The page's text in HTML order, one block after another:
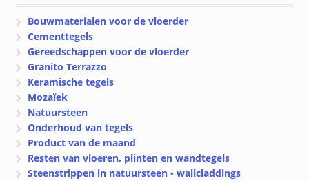
Bouwmaterialen voor de vloerder
Cementtegels
Gereedschappen voor de vloerder
Granito Terrazzo
Keramische tegels
Mozaïek
Natuursteen
Onderhoud van tegels
Product van de maand
Resten van vloeren, plinten en wandtegels
Steenstrippen in natuursteen - wallcladdings